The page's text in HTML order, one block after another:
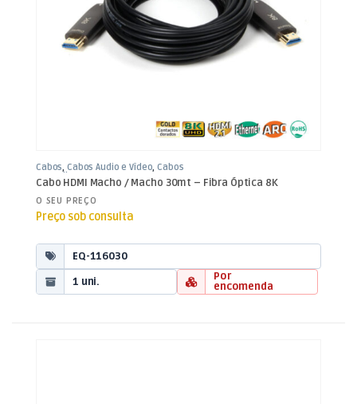
Cabos,Cabos Áudio e Vídeo,Cabos
HDMI Fibra
Cabo HDMI Macho / Macho 30mt – Fibra Óptica 8K
O SEU PREÇO
Preço sob consulta
EQ-116030
1 uni.
Por
encomenda